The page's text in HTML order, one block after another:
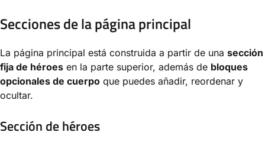
Secciones de la página principal
La página principal está construida a partir de una sección
fija de héroes en la parte superior, además de bloques
opcionales de cuerpo que puedes añadir, reordenar y
ocultar.
Sección de héroes